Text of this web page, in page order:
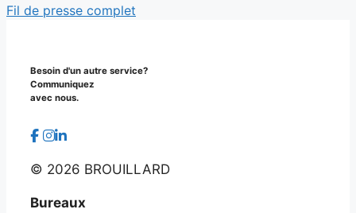
Fil de presse complet
Besoin d'un autre service?
Communiquez
avec nous.
© 2026 BROUILLARD
Bureaux